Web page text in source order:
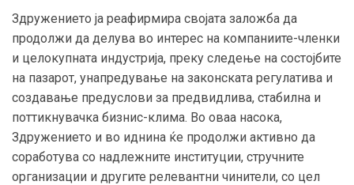
Здружението ја реафирмира својата заложба да
продолжи да делува во интерес на компаниите-членки
и целокупната индустрија, преку следење на состојбите
на пазарот, унапредување на законската регулатива и
создавање предуслови за предвидлива, стабилна и
поттикнувачка бизнис-клима. Во оваа насока,
Здружението и во иднина ќе продолжи активно да
соработува со надлежните институции, стручните
организации и другите релевантни чинители, со цел